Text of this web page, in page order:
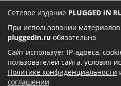
Сетевое издание PLUGGED IN
При использовании
pluggedin.ru обязательна
Сайт использует IP-адреса,
пользователей сайта, условия
Политике конфиденциальности
соглашении